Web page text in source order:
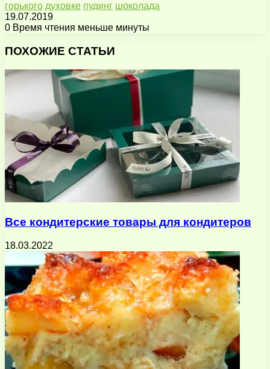
горького духовке пудинг шоколада
19.07.2019
0 Время чтения меньше минуты
через
почту
ПОХОЖИЕ СТАТЬИ
Все кондитерские товары для кондитеров
18.03.2022